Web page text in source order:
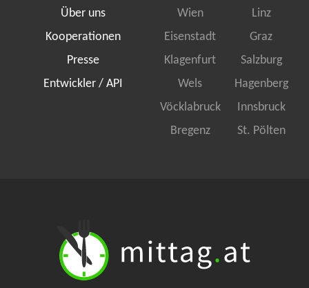
Über uns
Kooperationen
Presse
Entwickler / API
Wien
Linz
Eisenstadt
Graz
Klagenfurt
Salzburg
Wels
Hagenberg
Vöcklabruck
Innsbruck
Bregenz
St. Pölten